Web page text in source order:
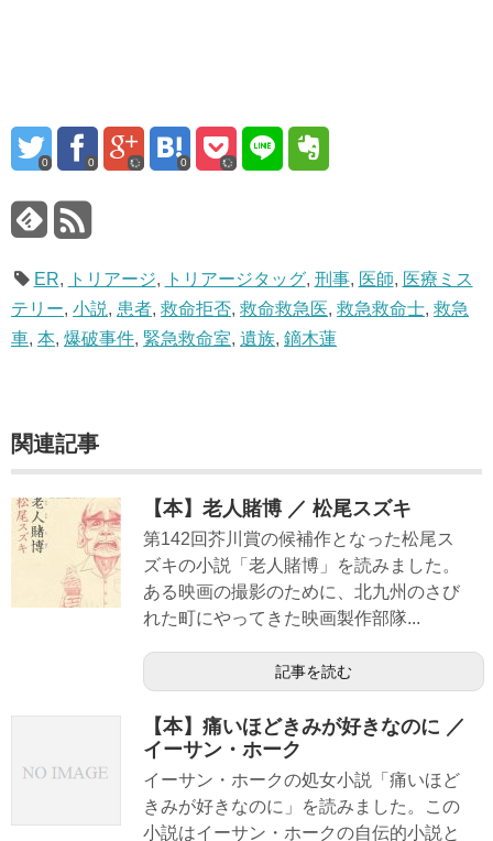
0 0 0
ER, トリアージ, トリアージタッグ, 刑事, 医師, 医療ミス
テリー, 小説, 患者, 救命拒否, 救命救急医, 救急救命士, 救急
車, 本, 爆破事件, 緊急救命室, 遺族, 鏑木蓮
関連記事
【本】老人賭博 ／ 松尾スズキ
第142回芥川賞の候補作となった松尾ス
ズキの小説「老人賭博」を読みました。
ある映画の撮影のために、北九州のさび
れた町にやってきた映画製作部隊...
記事を読む
【本】痛いほどきみが好きなのに ／
イーサン・ホーク
イーサン・ホークの処女小説「痛いほど
きみが好きなのに」を読みました。この
小説はイーサン・ホークの自伝的小説と